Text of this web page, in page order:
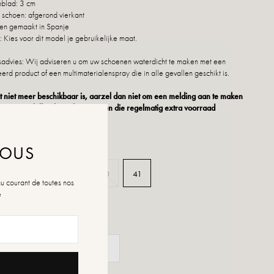
3 cm
afgerond vierkant
gemaakt in Spanje
Kies voor dit model je gebruikelijke maat.
Wij adviseren u om uw schoenen waterdicht te maken met een
product of een multimaterialenspray die in alle gevallen geschikt is.
niet meer beschikbaar is, aarzel dan niet om een melding aan te maken
verschillende verkooppunten die regelmatig extra voorraad
40 41
maten
courant de toutes nos